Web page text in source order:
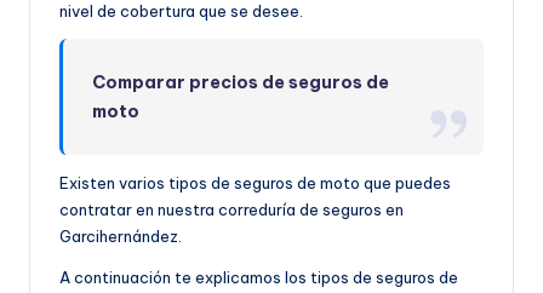
nivel de cobertura que se desee.
Comparar precios de seguros de
moto
Existen varios tipos de seguros de moto que puedes
contratar en nuestra correduría de seguros en
Garcihernández.
A continuación te explicamos los tipos de seguros de